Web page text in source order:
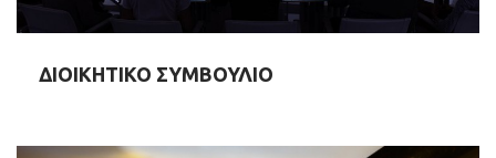
ΔΙΟΙΚΗΤΙΚΟ ΣΥΜΒΟΥΛΙΟ